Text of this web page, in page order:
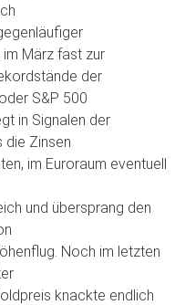
März fast zur
der
S&P 500
in Signalen der
die Zinsen
im Euroraum eventuell
und übersprang den
Noch im letzten
knackte endlich